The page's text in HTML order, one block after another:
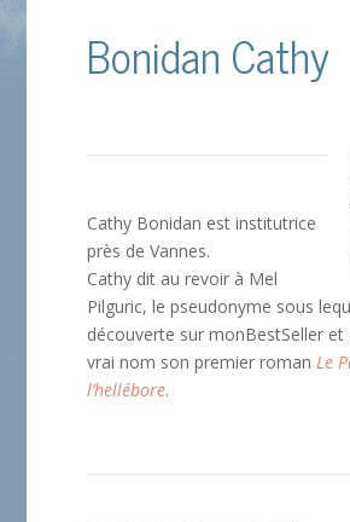
Bonidan Cathy
Cathy Bonidan est institutrice
près de Vannes.
Cathy dit au revoir à Mel
Pilguric, le pseudonyme sous
découverte sur monBestSeller et
vrai nom son premier romanLe
l’hellébore.